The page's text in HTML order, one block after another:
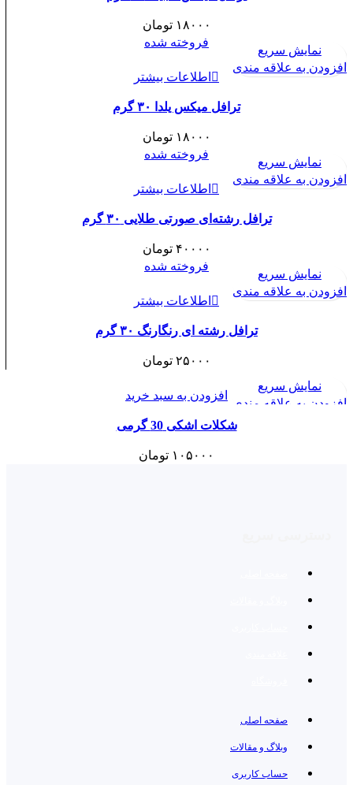
۱۸۰۰۰ تومان
فروخته شده
نمایش سریع
افزودن به علاقه مندی
اطلاعات بیشتر
ترافل میکس یلدا ۳۰ گرم
۱۸۰۰۰ تومان
فروخته شده
نمایش سریع
افزودن به علاقه مندی
اطلاعات بیشتر
ترافل رشته‌ای صورتی طلایی ۳۰ گرم
۴۰۰۰۰ تومان
فروخته شده
نمایش سریع
افزودن به علاقه مندی
اطلاعات بیشتر
ترافل رشته ای رنگارنگ ۳۰ گرم
۲۵۰۰۰ تومان
نمایش سریع
افزودن به علاقه مندی
افزودن به سبد خرید
شکلات اشکی 30 گرمی
۱۰۵۰۰۰ تومان
صفحه اصلی
وبلاگ و مقالات
حساب کاربری